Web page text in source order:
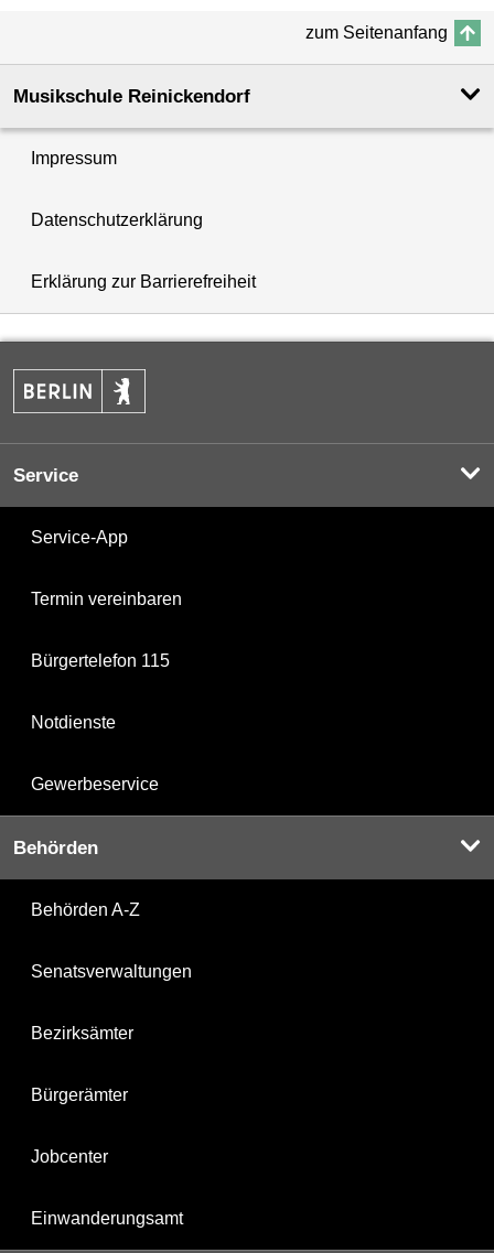
zum Seitenanfang
Musikschule Reinickendorf
Impressum
Datenschutzerklärung
Erklärung zur Barrierefreiheit
Service
Service-App
Termin vereinbaren
Bürgertelefon 115
Notdienste
Gewerbeservice
Behörden
Behörden A-Z
Senatsverwaltungen
Bezirksämter
Bürgerämter
Jobcenter
Einwanderungsamt